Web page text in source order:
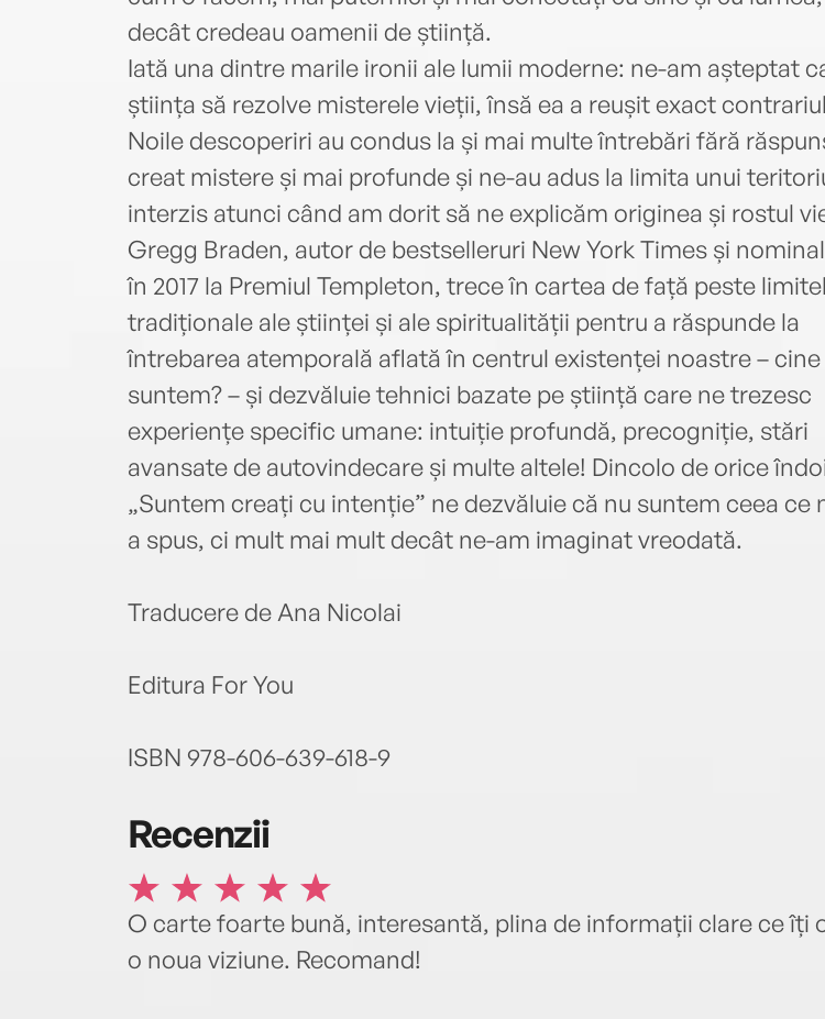
decât credeau oamenii de știință.
Iată una dintre marile ironii ale lumii moderne: ne-am așteptat
știința să rezolve misterele vieții, însă ea a reușit exact
Noile descoperiri au condus la și mai multe întrebări fără
creat mistere și mai profunde și ne-au adus la limita unui
interzis atunci când am dorit să ne explicăm originea și rostul
Gregg Braden, autor de bestselleruri New York Times și
în 2017 la Premiul Templeton, trece în cartea de față peste
tradiționale ale științei și ale spiritualității pentru a răspunde la
întrebarea atemporală aflată în centrul existenței noastre – cine
suntem? – și dezvăluie tehnici bazate pe știință care ne trezesc
experiențe specific umane: intuiție profundă, precogniție, stări
avansate de autovindecare și multe altele! Dincolo de orice
„Suntem creați cu intenție” ne dezvăluie că nu suntem ceea ce
a spus, ci mult mai mult decât ne-am imaginat vreodată.
Traducere de Ana Nicolai
Editura For You
ISBN 978-606-639-618-9
Recenzii
O carte foarte bună, interesantă, plina de informații clare ce îți
o noua viziune. Recomand!